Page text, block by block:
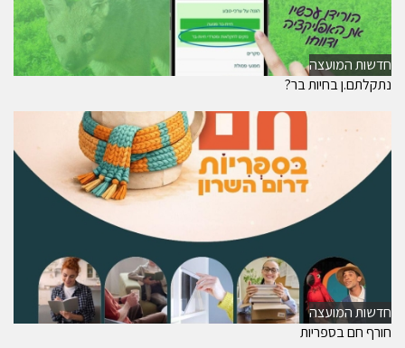
חדשות המועצה
נתקלתם.ן בחיות בר?
חדשות המועצה
חורף חם בספריות